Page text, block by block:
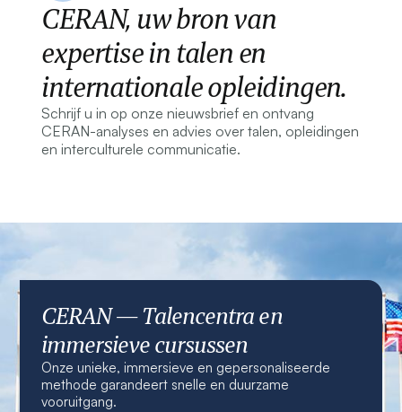
CERAN, uw bron van
expertise in talen en
internationale opleidingen.
Schrijf u in op onze nieuwsbrief en ontvang
CERAN-analyses en advies over talen, opleidingen
en interculturele communicatie.
CERAN — Talencentra en
immersieve cursussen
Onze unieke, immersieve en gepersonaliseerde
methode garandeert snelle en duurzame
vooruitgang.